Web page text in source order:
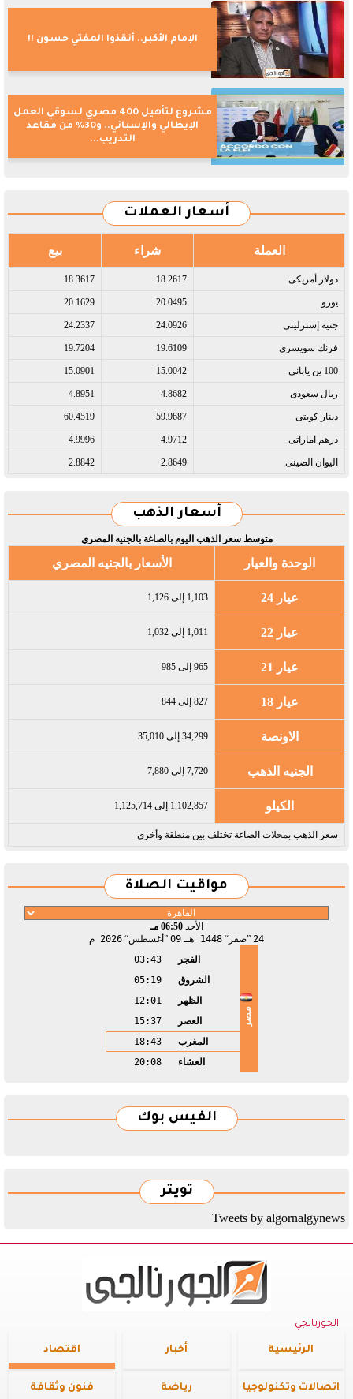
الإمام الأكبر.. أنقذوا المفتي حسون !!
مشروع لتأهيل 400 مصري لسوقي العمل
الإيطالي والإسباني.. و30% من مقاعد
التدريب...
أسعار العملات
العملة شراء بيع
دولار أمريكى​ 18.2617
18.3617
يورو​ 20.0495
20.1629
جنيه إسترلينى​ 24.0926
24.2337
فرنك سويسرى​ 19.6109
19.7204
100 ين يابانى​ 15.0042
15.0901
ريال سعودى​ 4.8682
4.8951
دينار كويتى​ 59.9687
60.4519
درهم اماراتى​ 4.9712
4.9996
اليوان الصينى​ 2.8649
2.8842
أسعار الذهب
متوسط سعر الذهب اليوم بالصاغة بالجنيه المصري
الوحدة والعيار الأسعار بالجنيه المصري
عيار 24 1,103 إلى 1,126
عيار 22 1,011 إلى 1,032
عيار 21 965 إلى 985
عيار 18 827 إلى 844
الاونصة 34,299 إلى 35,010
الجنيه الذهب 7,720 إلى 7,880
الكيلو 1,102,857 إلى 1,125,714
سعر الذهب بمحلات الصاغة تختلف بين منطقة وأخرى
مواقيت الصلاة
الأحد06:50 مـ
24
صفر 1448 هـ 09 أغسطس 2026 م
مصر
الفجر
03:43
الشروق
05:19
الظهر
12:01
العصر
15:37
المغرب
18:43
العشاء
20:08
الفيس بوك
تويتر
Tweets by algornalgynews
الجورنالجي
الرئيسية أخبار اقتصاد
اتصالات وتكنولوجيا رياضة فنون وثقافة